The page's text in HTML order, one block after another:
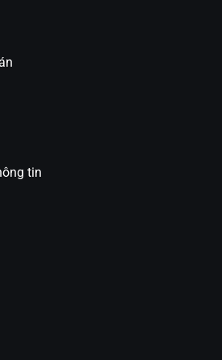
Decor
trên thị trường.
Oanh, Phường An Nhơn, TP.
tin